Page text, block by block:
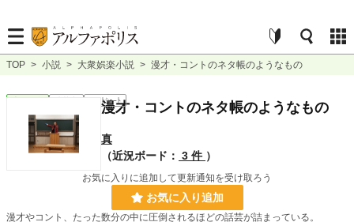
TOP > 小説 > 大衆娯楽小説 > 漫才・コントのネタ帳のようなもの
ｼｮｰﾄｼｮｰﾄ
漫才・コントのネタ帳のようなもの
真
（近況ボード： 3 件 ）
お気に入りに追加して更新通知を受け取ろう
お気に入り追加
漫才やコント、たった数分の中に圧倒されるほどの話芸が詰まっている。